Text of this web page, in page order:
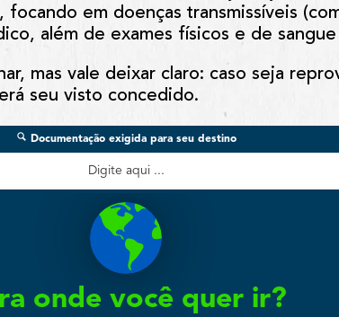
em doenças transmissíveis
além de exames físicos e de
mas vale deixar claro: caso seja
seu visto concedido.